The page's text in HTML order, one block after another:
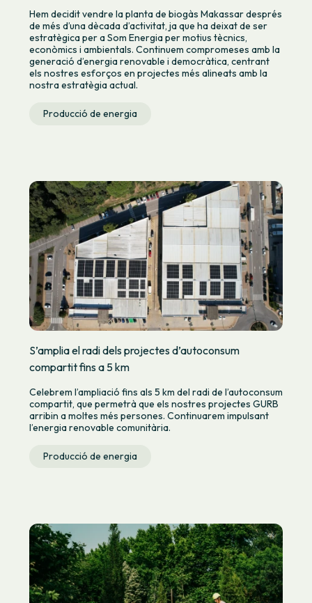
Hem decidit vendre la planta de biogàs Makassar després
de més d’una dècada d’activitat, ja que ha deixat de ser
estratègica per a Som Energia per motius tècnics,
econòmics i ambientals. Continuem compromeses amb la
generació d’energia renovable i democràtica, centrant
els nostres esforços en projectes més alineats amb la
nostra estratègia actual.
Producció de energia
S’amplia el radi dels projectes d’autoconsum
compartit fins a 5 km
Celebrem l’ampliació fins als 5 km del radi de l’autoconsum
compartit, que permetrà que els nostres projectes GURB
arribin a moltes més persones. Continuarem impulsant
l’energia renovable comunitària.
Producció de energia